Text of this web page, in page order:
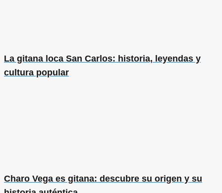
La gitana loca San Carlos: historia, leyendas y
cultura popular
Charo Vega es gitana: descubre su origen y su